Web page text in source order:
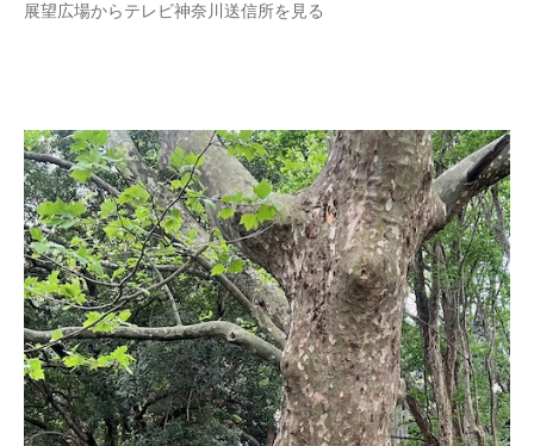
展望広場からテレビ神奈川送信所を見る